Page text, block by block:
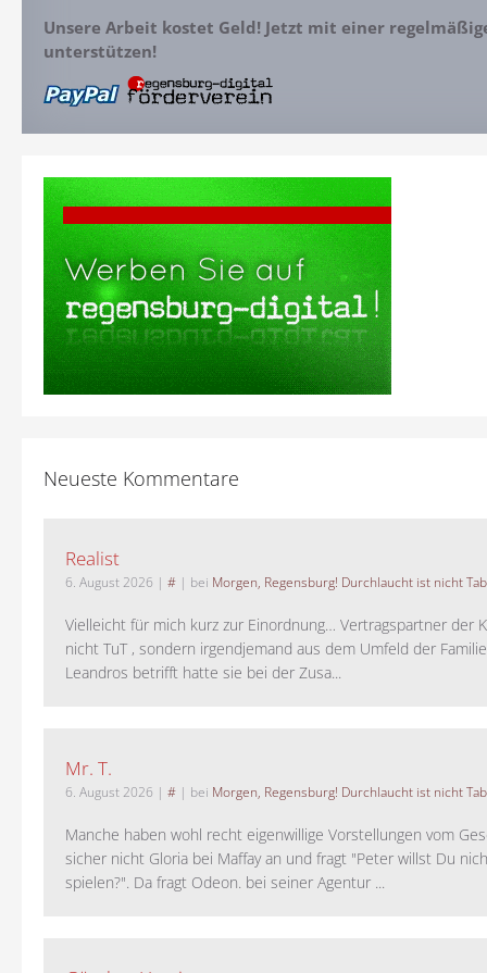
Unsere Arbeit kostet Geld! Jetzt mit einer
unterstützen!
Neueste Kommentare
Realist
6. August 2026 | # | bei Morgen, Regensburg! Durchlaucht ist nicht
Vielleicht für mich kurz zur Einordnung… Vertragspartner der
nicht TuT , sondern irgendjemand aus dem Umfeld der
Leandros betrifft hatte sie bei der Zusa...
Mr. T.
6. August 2026 | # | bei Morgen, Regensburg! Durchlaucht ist nicht
Manche haben wohl recht eigenwillige Vorstellungen vom
sicher nicht Gloria bei Maffay an und fragt "Peter willst Du
spielen?". Da fragt Odeon. bei seiner Agentur ...